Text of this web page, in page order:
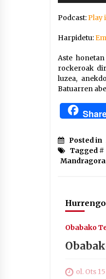
Podcast:Play
Harpidetu:
Aste
rockeroak
luzea,
Batuarren
Posted in
Tagged #
Obabako
ol. Ots